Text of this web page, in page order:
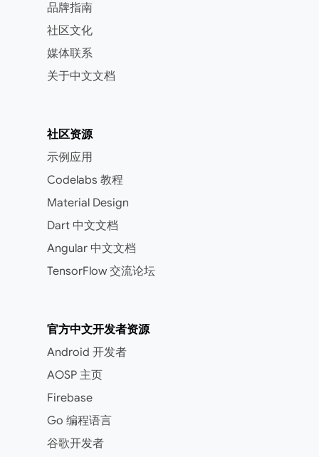
品牌指南
社区文化
媒体联系
关于中文文档
社区资源
示例应用
Codelabs 教程
Material Design
Dart 中文文档
Angular 中文文档
TensorFlow 交流论坛
官方中文开发者资源
Android 开发者
AOSP 主页
Firebase
Go 编程语言
谷歌开发者